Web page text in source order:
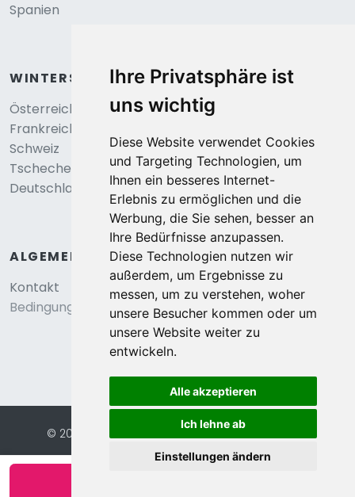
Ihre Privatsphäre ist
uns wichtig
Diese Website verwendet Cookies
und Targeting Technologien, um
Ihnen ein besseres Internet-
Erlebnis zu ermöglichen und die
Werbung, die Sie sehen, besser an
Ihre Bedürfnisse anzupassen.
Diese Technologien nutzen wir
außerdem, um Ergebnisse zu
messen, um zu verstehen, woher
unsere Besucher kommen oder um
unsere Website weiter zu
entwickeln.
Alle akzeptieren
Ich lehne ab
Einstellungen ändern
Spanien
WINTERSPORT
Österreich
Frankreich
Schweiz
Tschechei
Deutschland
ALGEMEIN
Kontakt
Bedingungen und konditionen
© 2026 Eurochalets | Website von FalcoTravel
Sichere Online-Bezahlung mit